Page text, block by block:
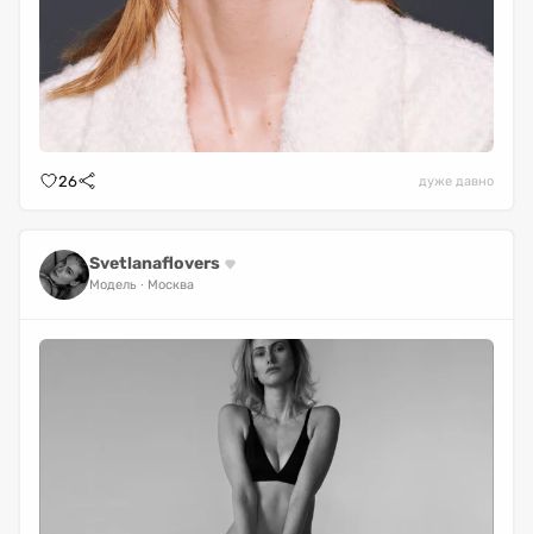
26 дуже давно
Svetlanaflovers
Модель Москва